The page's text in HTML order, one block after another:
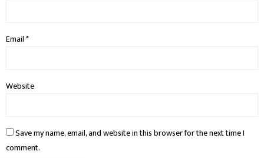
Email*
Website
Save my name, email, and website in this browser for the next time I
comment.